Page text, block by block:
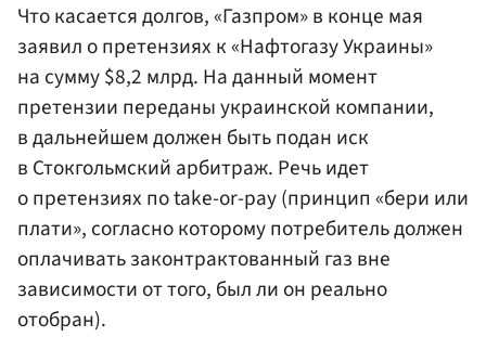
Что касается долгов, «Газпром» в конце мая
заявил о претензиях к «Нафтогазу Украины»
на сумму $8,2 млрд. На данный момент
претензии переданы украинской компании,
в дальнейшем должен быть подан иск
в Стокгольмский арбитраж. Речь идет
о претензиях по take-or-pay (принцип «бери или
плати», согласно которому потребитель должен
оплачивать законтрактованный газ вне
зависимости от того, был ли он реально
отобран).